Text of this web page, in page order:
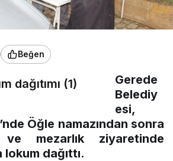
Beğen
Gerede
Belediy
esi,
Öğle namazından sonra
mezarlık ziyaretinde
dağıttı.